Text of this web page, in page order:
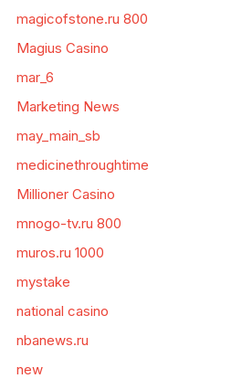
magicofstone.ru 800
Magius Casino
mar_6
Marketing News
may_main_sb
medicinethroughtime
Millioner Casino
mnogo-tv.ru 800
muros.ru 1000
mystake
national casino
nbanews.ru
new